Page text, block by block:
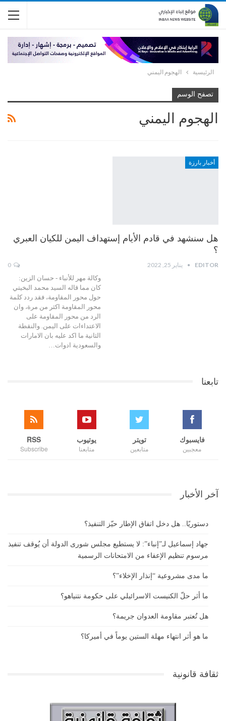
الرئيسية الهجوم اليمني
تصفح الوسم
الهجوم اليمني
أخبار بارزة
هل سنشهد في قادم الأيام إستهداف اليمن للكيان العبري
؟
EDITOR يناير 25, 2022
وكالة مهر للأنباء - حسان الزين:
كان مما قاله السيد محمد البخيتي
حول محور المقاومة، فقد ردد كلمة
محور المقاومة اكثر من مرة، وان
الرد من محور المقاومة على
الاعتداءات على اليمن. والنقطة
الثانية ما اكد عليه بان الامارات
والسعودية ادوات…
تابعنا
فايسبوك
معجبين
تويتر
متابعين
يوتيوب
متابعنا
RSS
Subscribe
آخر الأخبار
دستوريًا.. هل دخل اتفاق الإطار حيّز التنفيذ؟
جهاد إسماعيل لـ”إنباء”: لا يستطيع مجلس شورى الدولة أن يُوقف تنفيذ
مرسوم تنظيم الإعفاء من الامتحانات الرسمية
ما مدى مشروعية “إنذار الإخلاء”؟
ما أثر حلّ الكنيست الاسرائيلي على حكومة نتنياهو؟
هل تُعتبر مقاومة العدوان جريمة؟
ما هو أثر انتهاء مهلة الستين يوماً في أميركا؟
ثقافة قانونية